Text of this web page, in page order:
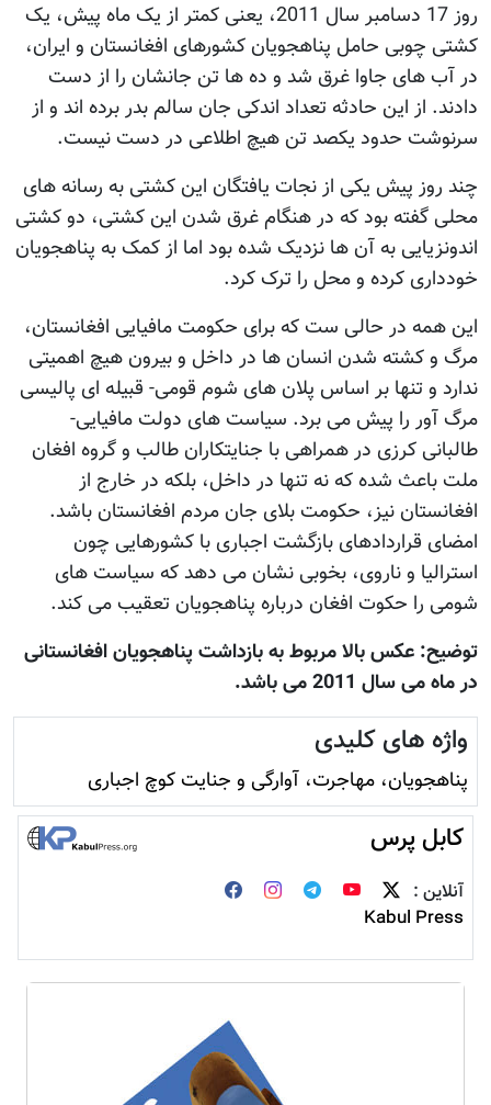
روز 17 دسامبر سال 2011، یعنی کمتر از یک ماه پیش، یک
کشتی چوبی حامل پناهجویان کشورهای افغانستان و ایران،
در آب های جاوا غرق شد و ده ها تن جانشان را از دست
دادند. از این حادثه تعداد اندکی جان سالم بدر برده اند و از
سرنوشت حدود یکصد تن هیچ اطلاعی در دست نیست.
چند روز پیش یکی از نجات یافتگان این کشتی به رسانه های
محلی گفته بود که در هنگام غرق شدن این کشتی، دو کشتی
اندونزیایی به آن ها نزدیک شده بود اما از کمک به پناهجویان
خودداری کرده و محل را ترک کرد.
این همه در حالی ست که برای حکومت مافیایی افغانستان،
مرگ و کشته شدن انسان ها در داخل و بیرون هیچ اهمیتی
ندارد و تنها بر اساس پلان های شوم قومی- قبیله ای پالیسی
مرگ آور را پیش می برد. سیاست های دولت مافیایی-
طالبانی کرزی در همراهی با جنایتکاران طالب و گروه افغان
ملت باعث شده که نه تنها در داخل، بلکه در خارج از
افغانستان نیز، حکومت بلای جان مردم افغانستان باشد.
امضای قراردادهای بازگشت اجباری با کشورهایی چون
استرالیا و ناروی، بخوبی نشان می دهد که سیاست های
شومی را حکوت افغان درباره پناهجویان تعقیب می کند.
توضیح: عکس بالا مربوط به بازداشت پناهجویان افغانستانی
در ماه می سال 2011 می باشد.
واژه های کلیدی
پناهجویان، مهاجرت، آوارگی و جنایت کوچ اجباری
کابل پرس
آنلاین :
Kabul Press